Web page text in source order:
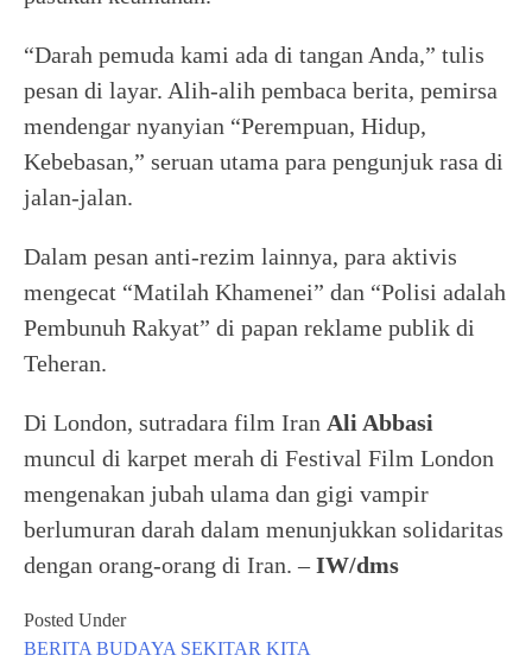
“Darah pemuda kami ada di tangan Anda,” tulis
pesan di layar. Alih-alih pembaca berita, pemirsa
mendengar nyanyian “Perempuan, Hidup,
Kebebasan,” seruan utama para pengunjuk rasa di
jalan-jalan.
Dalam pesan anti-rezim lainnya, para aktivis
mengecat “Matilah Khamenei” dan “Polisi adalah
Pembunuh Rakyat” di papan reklame publik di
Teheran.
Di London, sutradara film Iran Ali Abbasi
muncul di karpet merah di Festival Film London
mengenakan jubah ulama dan gigi vampir
berlumuran darah dalam menunjukkan solidaritas
dengan orang-orang di Iran. –IW/dms
Posted Under
BERITA BUDAYA SEKITAR KITA